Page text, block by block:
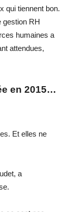
qui tiennent bon.
gestion RH
humaines a
attendues,
en 2015…
Et elles ne
, a